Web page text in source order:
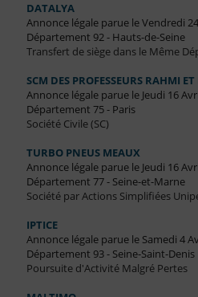
DATALYA
Annonce légale parue le Vendredi
Département 92 - Hauts-de-Seine
Transfert de siège dans le Même
SCM DES PROFESSEURS RAHMI
Annonce légale parue le Jeudi 16
Département 75 - Paris
Société Civile (SC)
TURBO PNEUS MEAUX
Annonce légale parue le Jeudi 16
Département 77 - Seine-et-Marne
Société par Actions Simplifiées
IPTICE
Annonce légale parue le Samedi 4
Département 93 - Seine-Saint-Denis
Poursuite d'Activité Malgré Pertes